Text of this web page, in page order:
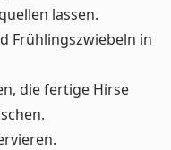
lassen.
Frühlingszwiebeln in
die fertige Hirse